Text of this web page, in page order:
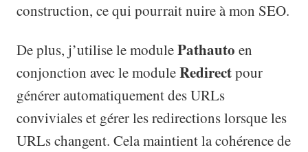
construction, ce qui pourrait nuire à mon SEO.
De plus, j’utilise le modulePathauto en
conjonction avec le moduleRedirectpour
générer automatiquement des URLs
conviviales et gérer les redirections lorsque les
URLs changent. Cela maintient la cohérence de